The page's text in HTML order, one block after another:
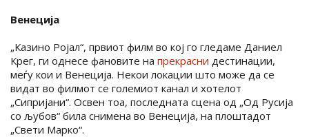
Венеција
„Казино Ројал“, првиот филм во кој го гледаме Даниел
Крег, ги однесе фановите на прекрасни дестинации,
меѓу кои и Венеција. Некои локации што може да се
видат во филмот се големиот канал и хотелот
„Сипријани“. Освен тоа, последната сцена од „Од Русија
со љубов“ била снимена во Венеција, на плоштадот
„Свети Марко“.